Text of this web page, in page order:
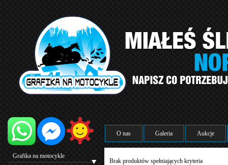
O nas Galeria Aukcje
Grafika na motocykle
Brak produktów spełniających kryteria